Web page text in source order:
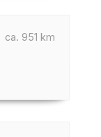
ca. 951 km